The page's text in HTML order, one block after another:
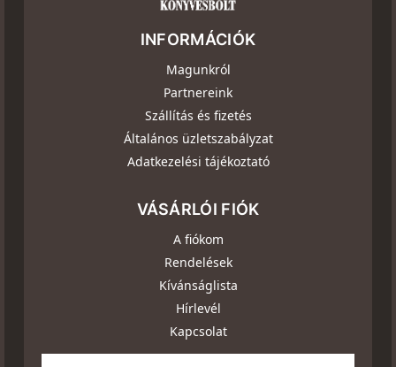
INFORMÁCIÓK
Magunkról
Partnereink
Szállítás és fizetés
Általános üzletszabályzat
Adatkezelési tájékoztató
VÁSÁRLÓI FIÓK
A fiókom
Rendelések
Kívánságlista
Hírlevél
Kapcsolat